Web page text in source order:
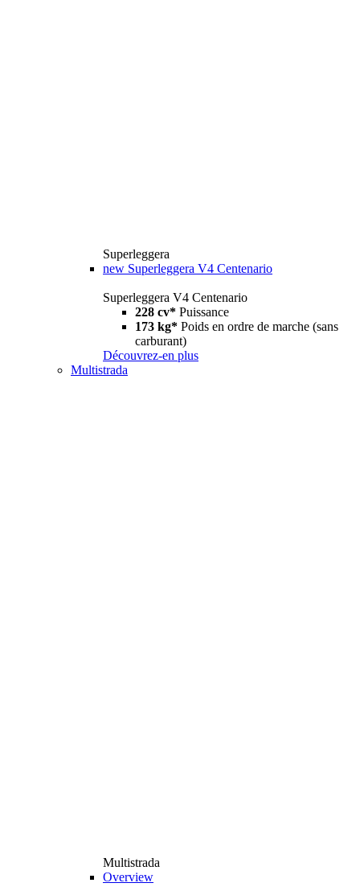
Superleggera
new Superleggera V4 Centenario
Superleggera V4 Centenario
228 cv* Puissance
173 kg* Poids en ordre de marche (sans
carburant)
Découvrez-en plus
Multistrada
Multistrada
Overview